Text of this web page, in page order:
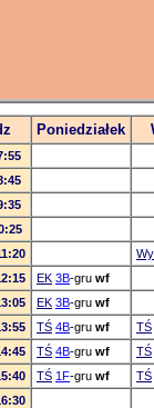
Poniedziałek
Wy
EK 3B-gru wf
EK 3B-gru wf
TŚ 4B-gru wf
TŚ
TŚ 4B-gru wf
TŚ
TŚ 1F-gru wf
TŚ